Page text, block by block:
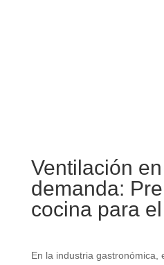
Ventilación
demanda:
cocina para
En la industria gastronómica,